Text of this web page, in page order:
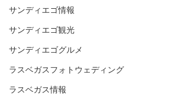
サンディエゴ情報
サンディエゴ観光
サンディエゴグルメ
ラスベガスフォトウェディング
ラスベガス情報